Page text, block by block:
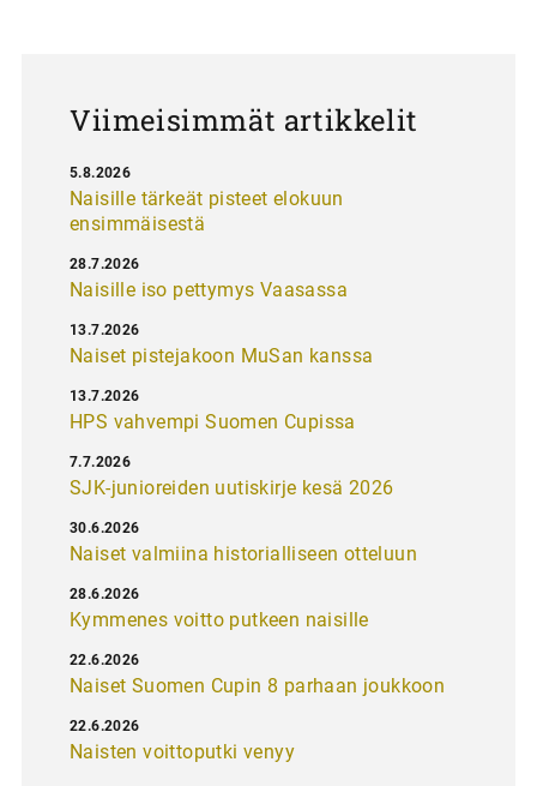
Viimeisimmät artikkelit
Naisille tärkeät pisteet elokuun
ensimmäisestä
5.8.2026
Naisille iso pettymys Vaasassa
28.7.2026
Naiset pistejakoon MuSan kanssa
13.7.2026
HPS vahvempi Suomen Cupissa
13.7.2026
SJK-junioreiden uutiskirje kesä 2026
7.7.2026
Naiset valmiina historialliseen otteluun
30.6.2026
Kymmenes voitto putkeen naisille
28.6.2026
Naiset Suomen Cupin 8 parhaan joukkoon
22.6.2026
Naisten voittoputki venyy
22.6.2026